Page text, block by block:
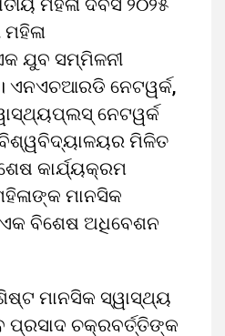
ମହିଳା ଦିବସ ୨୦୨୫
ଯୁବ ସମ୍ମିଳନୀ
ନେଟୱର୍କ,
ନେଟୱର୍କ
ବିଶ୍ୱବିଦ୍ୟାଳୟର ମିଳିତ
କାର୍ଯ୍ୟକ୍ରମ
ମାନସିକ
ବିଶେଷ ଅଧିବେଶନ
ମାନସିକ ସ୍ୱାସ୍ଥ୍ୟ
ପ୍ରସାଦ ଚକ୍ରବର୍ତ୍ତିଙ୍କ